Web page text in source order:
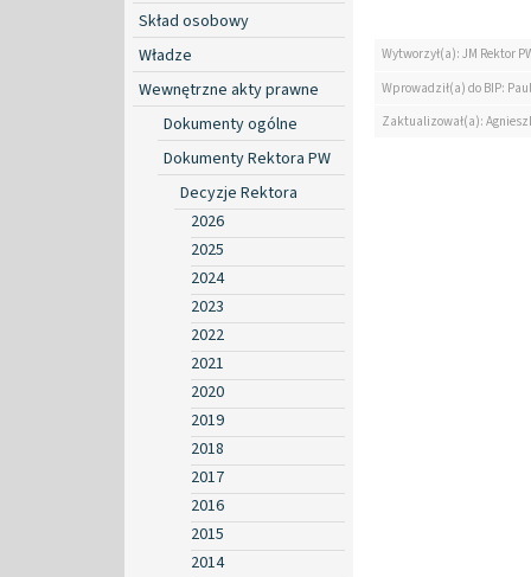
Skład osobowy
Władze
Wewnętrzne akty prawne
Dokumenty ogólne
Dokumenty Rektora PW
Decyzje Rektora
2026
2025
2024
2023
2022
2021
2020
2019
2018
2017
2016
2015
2014
Wytworzył(a): JM Rektor
Wprowadził(a) do BIP:
Zaktualizował(a):